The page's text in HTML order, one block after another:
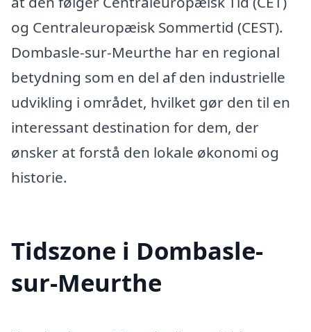
og Centraleuropæisk Sommertid (CEST).
Dombasle-sur-Meurthe har en regional
betydning som en del af den industrielle
udvikling i området, hvilket gør den til en
interessant destination for dem, der
ønsker at forstå den lokale økonomi og
historie.
Tidszone i Dombasle-
sur-Meurthe